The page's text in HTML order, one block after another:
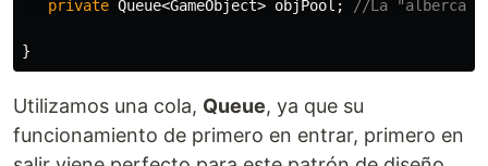
private Queue<GameObject> objPool ; //La "alberca"
}
Utilizamos una cola, Queue, ya que su
funcionamiento de primero en entrar, primero en